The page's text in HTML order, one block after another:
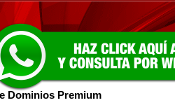
Dominios Premium